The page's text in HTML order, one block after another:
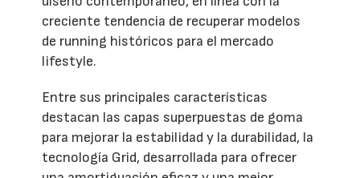
creciente tendencia de recuperar modelos
de running históricos para el mercado
lifestyle.
Entre sus principales características
destacan las capas superpuestas de goma
para mejorar la estabilidad y la durabilidad, la
tecnología Grid, desarrollada para ofrecer